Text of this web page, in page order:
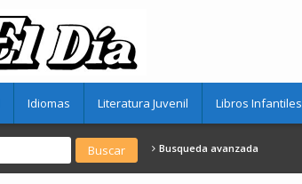
Idiomas Literatura Juvenil Libros Infantiles
Busqueda avanzada